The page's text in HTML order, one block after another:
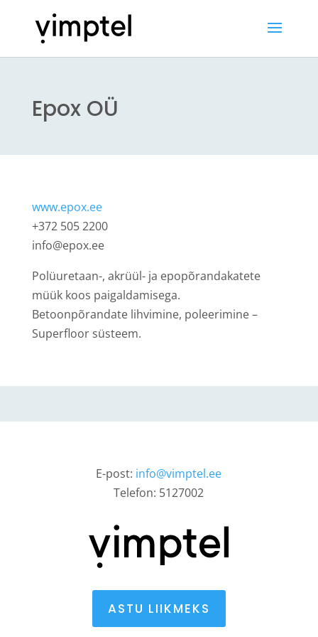
Epox OÜ
www.epox.ee
+372 505 2200
info@epox.ee
Polüuretaan-, akrüül- ja epopõrandakatete
müük koos paigaldamisega.
Betoonpõrandate lihvimine, poleerimine –
Superfloor süsteem.
E-post: info@vimptel.ee
Telefon: 5127002
ASTU LIIKMEKS